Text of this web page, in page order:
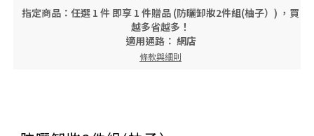
指定商品：任選 1 件 即享 1 件贈品 (防曬卸妝2件組(柚子）) ，買
越多省越多！
適用通路： 網店
條款與細則